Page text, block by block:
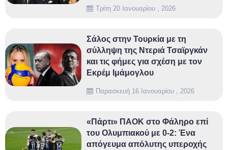
Τρίτη 20 Ιανουαρίου , 2026
Παρασκευή 16 Ιανουαρίου , 2026
Σάλος στην Τουρκία με τη
σύλληψη της Ντεριά Τσαϊργκάν
και τις φήμες για σχέση με τον
Εκρέμ Ιμάμογλου
«Πάρτι» ΠΑΟΚ στο Φάληρο επί
του Ολυμπιακού με 0-2: Ένα
απόγευμα απόλυτης υπεροχής